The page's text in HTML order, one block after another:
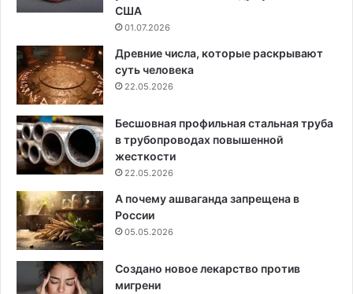
США
01.07.2026
Древние числа, которые раскрывают
суть человека
22.05.2026
Бесшовная профильная стальная труба
в трубопроводах повышенной
жесткости
22.05.2026
А почему ашваганда запрещена в
России
05.05.2026
Создано новое лекарство против
мигрени